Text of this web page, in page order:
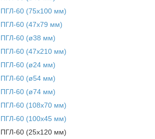
60 (75х100 мм)
60 (47х79 мм)
ПГЛ-60 (ø38 мм)
60 (47х210 мм)
ПГЛ-60 (ø24 мм)
ПГЛ-60 (ø54 мм)
ПГЛ-60 (ø74 мм)
60 (108х70 мм)
60 (100х45 мм)
60 (25х120 мм)